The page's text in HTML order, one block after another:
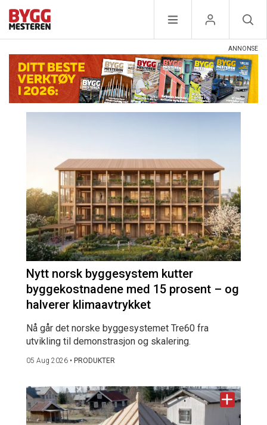
Nytt norsk byggesystem kutter
byggekostnadene med 15 prosent – og
halverer klimaavtrykket
Nå går det norske byggesystemet Tre60 fra
utvikling til demonstrasjon og skalering.
05 Aug 2026 • PRODUKTER